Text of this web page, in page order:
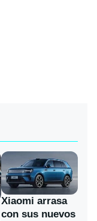
Xiaomi arrasa
con sus nuevos